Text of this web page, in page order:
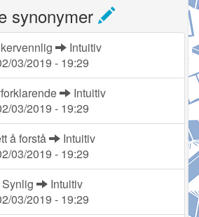
synonymer
Intuitiv
03/2019 - 19:29
Intuitiv
03/2019 - 19:29
å forstå
Intuitiv
03/2019 - 19:29
Synlig
Intuitiv
03/2019 - 19:29